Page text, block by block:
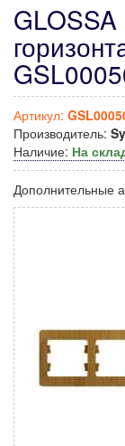
Артикул:
Производитель:
Наличие: На
Дополнительные